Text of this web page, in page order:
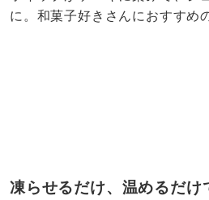
に。和菓子好きさんにおすすめ
凍らせるだけ、温めるだけ